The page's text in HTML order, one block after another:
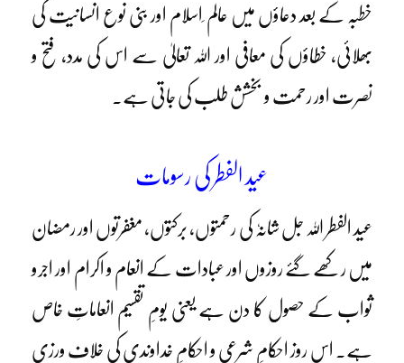
خطبہ کے بعد دعاؤں میں عالم ِاسلام اور بنی نوع انسانیت کی
بھلائی، خطاؤں کی معافی اور اللہ تعالیٰ سے اس کی مدد، فتح و
نصرت اور رحمت و بخشش طلب کی جاتی ہے۔
عید الفطر کی رسومات
عید الفطر اللہ جل شانہٗ کی رحمتوں، برکتوں، مغفرتوں اور رمضان
میں رکھے گئے روزوں اور عبادات کے انعام و اکرام اور اجرو
ثواب کے حصول کا دن ہے یعنی یومِ تقسیم انعاماتِ خاص
ہے۔ اس روز احکامِ شرعی و احکامِ خداوندی کی خلاف ورزی